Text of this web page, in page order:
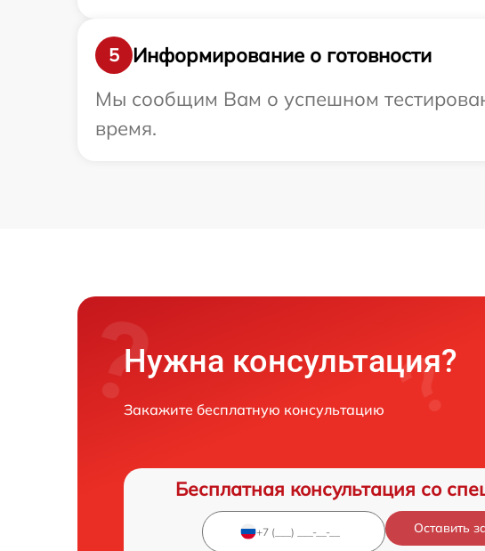
5
Информирование о готовности
Мы сообщим Вам о успешном
время.
Нужна консультация?
Закажите бесплатную консультацию
Бесплатная консультация со
Оставить